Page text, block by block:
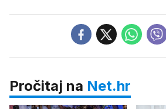
Pročitaj na Net.hr